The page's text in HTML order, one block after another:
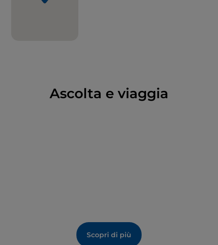
di solito assolutamente tranquillo.
Ascolta e viaggia
Scopri di più